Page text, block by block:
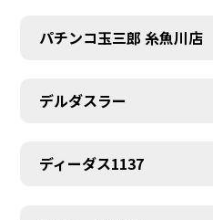
パチンコ玉三郎 糸魚川店
デルダスラー
ディーダス1137